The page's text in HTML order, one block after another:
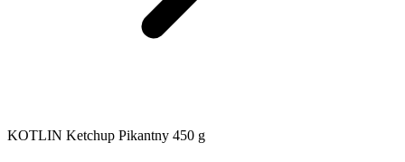
KOTLIN Ketchup Pikantny 450 g